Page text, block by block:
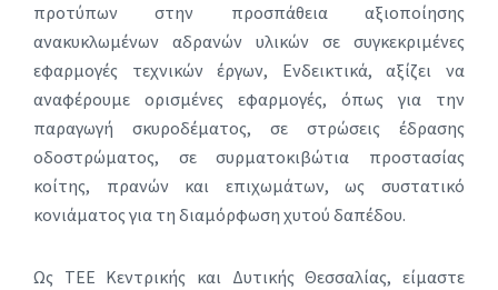
προτύπων στην προσπάθεια αξιοποίησης
ανακυκλωμένων αδρανών υλικών σε συγκεκριμένες
εφαρμογές τεχνικών έργων, Ενδεικτικά, αξίζει να
αναφέρουμε ορισμένες εφαρμογές, όπως για την
παραγωγή σκυροδέματος, σε στρώσεις έδρασης
οδοστρώματος, σε συρματοκιβώτια προστασίας
κοίτης, πρανών και επιχωμάτων, ως συστατικό
κονιάματος για τη διαμόρφωση χυτού δαπέδου.
Ως ΤΕΕ Κεντρικής και Δυτικής Θεσσαλίας, είμαστε